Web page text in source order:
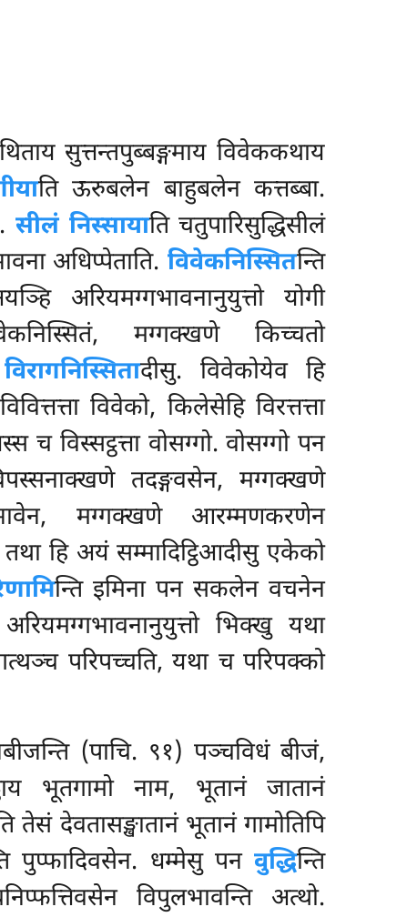
सुत्तन्तपुब्बङ्गमाय विवेककथाय
ति ऊरुबलेन बाहुबलेन कत्तब्बा.
सीलं निस्सायाति चतुपारिसुद्धिसीलं
अधिप्पेताति.विवेकनिस्सितन्ति
अरियमग्गभावनानुयुत्तो योगी
मग्गक्खणे किच्चतो
विरागनिस्सितादीसु. विवेकोयेव हि
विवेको, किलेसेहि विरत्तत्ता
च विस्सट्ठत्ता वोसग्गो. वोसग्गो पन
तदङ्गवसेन, मग्गक्खणे
मग्गक्खणे आरम्मणकरणेन
हि अयं सम्मादिट्ठिआदीसु एकेको
न्ति इमिना पन सकलेन वचनेन
भिक्खु यथा
परिपच्चति, यथा च परिपक्को
(पाचि. ९१) पञ्चविधं बीजं,
भूतगामो नाम, भूतानं जातानं
तेसं देवतासङ्खातानं भूतानं गामोतिपि
पुप्फादिवसेन. धम्मेसु पनवुद्धिन्ति
विपुलभावन्ति अत्थो.